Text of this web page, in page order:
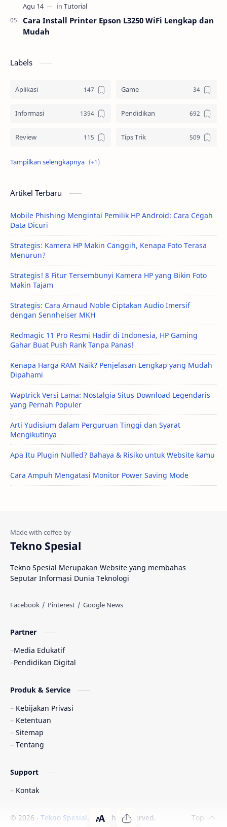
Cara Install Printer Epson L3250 WiFi Lengkap dan
Mudah
Labels
Aplikasi Game
Informasi Pendidikan
Review Tips Trik
Tutorial
Artikel Terbaru
Mobile Phishing Mengintai Pemilik HP Android: Cara Cegah
Data Dicuri
Strategis: Kamera HP Makin Canggih, Kenapa Foto Terasa
Menurun?
Strategis! 8 Fitur Tersembunyi Kamera HP yang Bikin Foto
Makin Tajam
Strategis: Cara Arnaud Noble Ciptakan Audio Imersif
dengan Sennheiser MKH
Redmagic 11 Pro Resmi Hadir di Indonesia, HP Gaming
Gahar Buat Push Rank Tanpa Panas!
Kenapa Harga RAM Naik? Penjelasan Lengkap yang Mudah
Dipahami
Waptrick Versi Lama: Nostalgia Situs Download Legendaris
yang Pernah Populer
Arti Yudisium dalam Perguruan Tinggi dan Syarat
Mengikutinya
Apa Itu Plugin Nulled? Bahaya & Risiko untuk Website kamu
Cara Ampuh Mengatasi Monitor Power Saving Mode
Tekno Spesial
Tekno Spesial Merupakan Website yang membahas
Seputar Informasi Dunia Teknologi
Partner
Media Edukatif
Pendidikan Digital
Produk & Service
Kebijakan Privasi
Ketentuan
Sitemap
Tentang
Support
Kontak
© 2026 ‧ Tekno Spesial. All rights reserved.